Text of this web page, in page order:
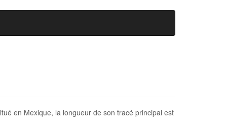
en Mexique, la longueur de son tracé principal est